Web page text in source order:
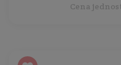
Cena